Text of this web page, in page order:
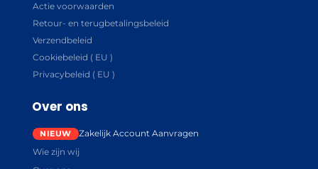
Actie voorwaarden
Retour- en terugbetalingsbeleid
Verzendbeleid
Cookiebeleid ( EU )
Privacybeleid ( EU )
Over ons
Zakelijk Account Aanvragen
Wie zijn wij